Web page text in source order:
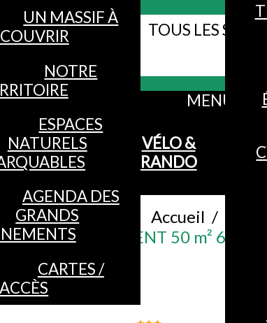
Webcams
TOUS LES SITES
MENU
UN MASSIF À
NOTRE
ESPACES
NATURELS
AGENDA DES
GRANDS
CARTES /
ACCÈS
VÉLO &
RANDO
Accueil /
APPARTEMENT 50 m² 6